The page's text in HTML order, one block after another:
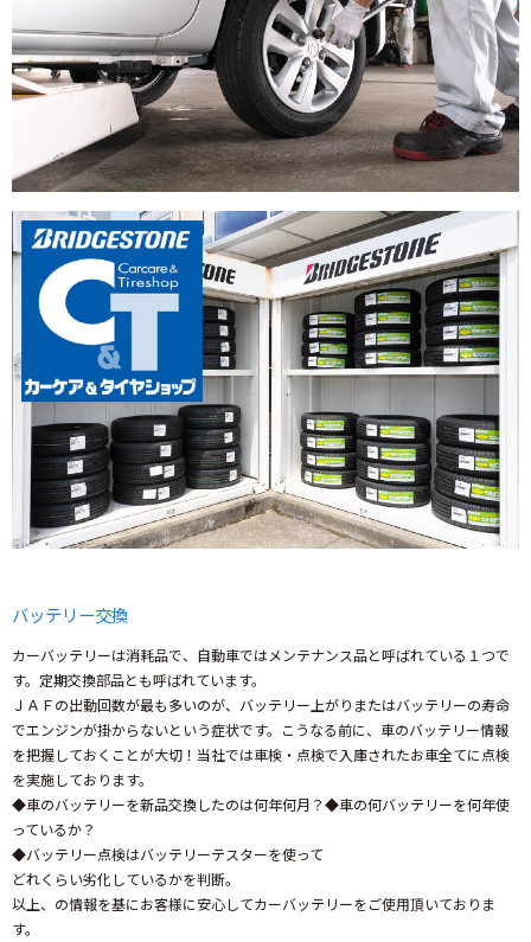
トップ
会社概要
販売
サービス
S★TECH
保険
FD宣言
お客様紹介
バッテリー交換
カーバッテリーは消耗品で、自動車ではメンテナンス品と呼ばれている１つで
す。定期交換部品とも呼ばれています。
ＪＡＦの出動回数が最も多いのが、バッテリー上がりまたはバッテリーの寿命
でエンジンが掛からないという症状です。こうなる前に、車のバッテリー情報
を把握しておくことが大切！当社では車検・点検で入庫されたお車全てに点検
を実施しております。
◆車のバッテリーを新品交換したのは何年何月？◆車の何バッテリーを何年使
っているか？
◆バッテリー点検はバッテリーテスターを使って
どれくらい劣化しているかを判断。
以上、の情報を基にお客様に安心してカーバッテリーをご使用頂いておりま
す。